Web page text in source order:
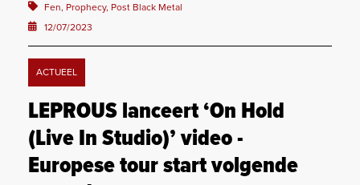
Fen, Prophecy, Post Black Metal
12/07/2023
ACTUEEL
LEPROUS lanceert ‘On Hold
(Live In Studio)’ video -
Europese tour start volgende